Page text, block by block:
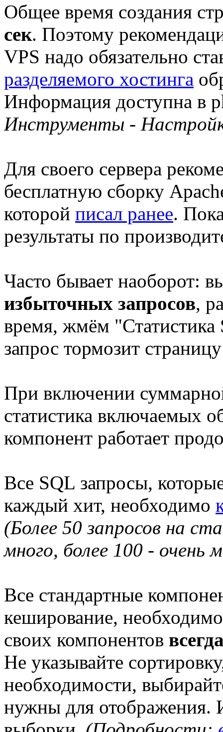
Общее время создания
сек. Поэтому
VPS надо обязательно
разделяемого хостинга
Информация доступна в
Инструменты -
Для своего сервера
бесплатную сборку
которой писал ранее.
результаты по
Часто бывает наоборот:
избыточных запросов,
время, жмём "Статистика
запрос тормозит
При включении
статистика включаемых
компонент работает
Все SQL запросы,
каждый хит, необходимо
(Более 50 запросов на
много, более 100 - очень
Все стандартные
кеширование,
своих компонентов
Не указывайте
необходимости,
нужны для отображения.